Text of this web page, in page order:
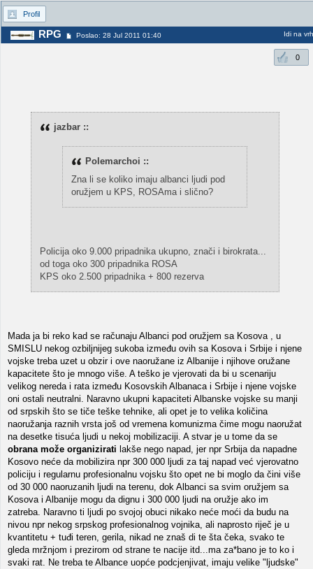
Profil
RPG Poslao: 28 Jul 2011 01:40 Idi na vrh
0
jazbar ::
Polemarchoi ::
Zna li se koliko imaju albanci ljudi pod
oružjem u KPS, ROSAma i slično?
Policija oko 9.000 pripadnika ukupno, znači i birokrata...
od toga oko 300 pripadnika ROSA
KPS oko 2.500 pripadnika + 800 rezerva
Mada ja bi reko kad se računaju Albanci pod oružjem sa Kosova , u
SMISLU nekog ozbiljnijeg sukoba između ovih sa Kosova i Srbije i njene
vojske treba uzet u obzir i ove naoružane iz Albanije i njihove oružane
kapacitete što je mnogo više. A teško je vjerovati da bi u scenariju
velikog nereda i rata između Kosovskih Albanaca i Srbije i njene vojske
oni ostali neutralni. Naravno ukupni kapaciteti Albanske vojske su manji
od srpskih što se tiče teške tehnike, ali opet je to velika količina
naoružanja raznih vrsta još od vremena komunizma čime mogu naoružat
na desetke tisuća ljudi u nekoj mobilizaciji. A stvar je u tome da se
obrana može organizirati lakše nego napad, jer npr Srbija da napadne
Kosovo neće da mobilizira npr 300 000 ljudi za taj napad već vjerovatno
policiju i regularnu profesionalnu vojsku što opet ne bi moglo da čini više
od 30 000 naoruzanih ljudi na terenu, dok Albanci sa svim oružjem sa
Kosova i Albanije mogu da dignu i 300 000 ljudi na oružje ako im
zatreba. Naravno ti ljudi po svojoj obuci nikako neće moći da budu na
nivou npr nekog srpskog profesionalnog vojnika, ali naprosto riječ je u
kvantitetu + tuđi teren, gerila, nikad ne znaš di te šta čeka, svako te
gleda mržnjom i prezirom od strane te nacije itd...ma za*bano je to ko i
svaki rat. Ne treba te Albance uopće podcjenjivat, imaju velike "ljudske"